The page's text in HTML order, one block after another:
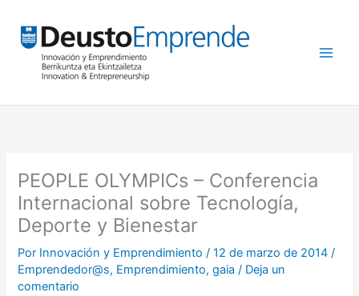
contenido
PEOPLE OLYMPICs – Conferencia
Internacional sobre Tecnología,
Deporte y Bienestar
Por Innovación y Emprendimiento/12 de marzo de 2014/
Emprendedor@s, Emprendimiento,gaia / Deja un
comentario